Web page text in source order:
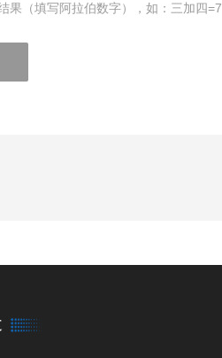
果（填写阿拉伯数字），如：三加四=7